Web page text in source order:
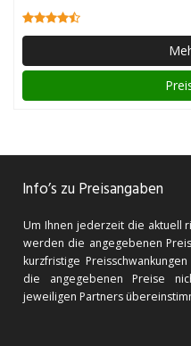
Info’s zu Preisangaben
Um Ihnen jederzeit die aktuell
werden die angegebenen
kurzfristige
die angegebenen Preise
jeweiligen Partners